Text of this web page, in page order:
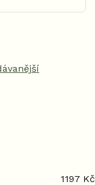
1197 Kč